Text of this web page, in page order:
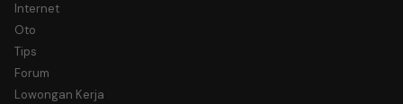
Internet
Oto
Tips
Forum
Lowongan Kerja